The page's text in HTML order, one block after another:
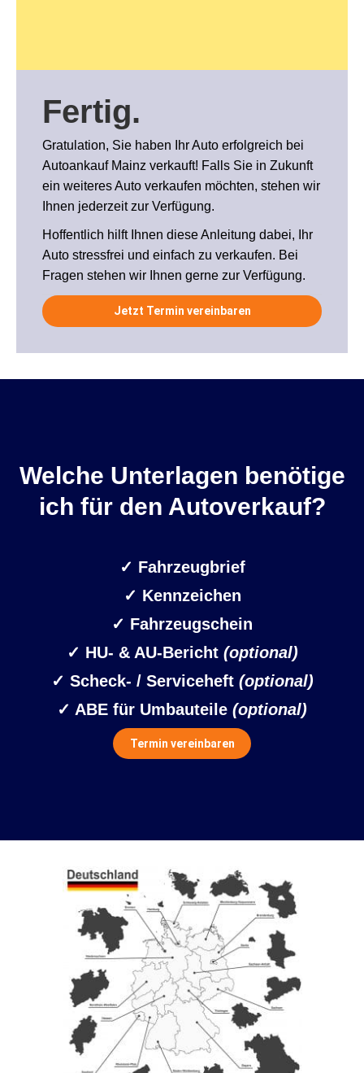
Fertig.
Gratulation, Sie haben Ihr Auto erfolgreich bei
Autoankauf Mainz verkauft! Falls Sie in Zukunft
ein weiteres Auto verkaufen möchten, stehen wir
Ihnen jederzeit zur Verfügung.
Hoffentlich hilft Ihnen diese Anleitung dabei, Ihr
Auto stressfrei und einfach zu verkaufen. Bei
Fragen stehen wir Ihnen gerne zur Verfügung.
Jetzt Termin vereinbaren
Welche Unterlagen benötige
ich für den Autoverkauf?
✓ Fahrzeugbrief
✓ Kennzeichen
✓ Fahrzeugschein
✓ HU- & AU-Bericht (optional)
✓ Scheck- / Serviceheft (optional)
✓ ABE für Umbauteile (optional)
Termin vereinbaren